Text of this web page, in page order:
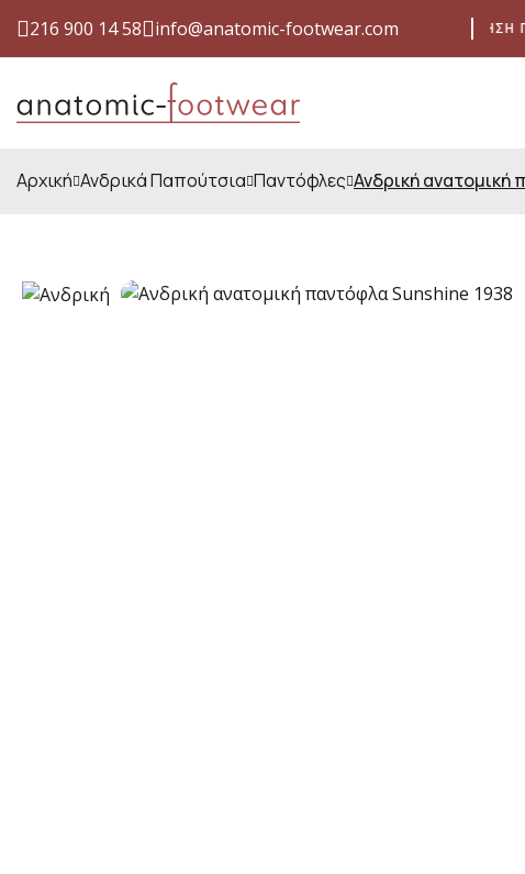
216 900 14 58 info@anatomic-footwear.com
ΈΞΟΔΑ ΑΠΟΣΤΟΛΉΣ ΜΕ ΜΌΝΟ 4,00 € ΕΓΓΎΗΣΗ
Αρχική Ανδρικά Παπούτσια Παντόφλες Ανδρική ανατομική